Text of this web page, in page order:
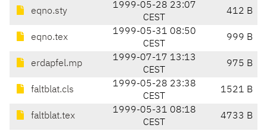
eqno.sty
1999-05-28 23:07
CEST
412 B
eqno.tex
1999-05-31 08:50
CEST
999 B
erdapfel.mp
1999-07-17 13:13
CEST
975 B
faltblat.cls
1999-05-28 23:38
CEST
1521 B
faltblat.tex
1999-05-31 08:18
CEST
4733 B